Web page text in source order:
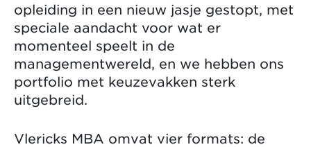
opleiding in een nieuw jasje gestopt, met
speciale aandacht voor wat er
momenteel speelt in de
managementwereld, en we hebben ons
portfolio met keuzevakken sterk
uitgebreid.
Vlericks MBA omvat vier formats: de